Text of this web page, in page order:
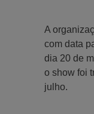
A
com data
dia 20 de
o show foi
julho.